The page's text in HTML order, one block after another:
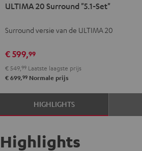
20
"5.1-
Zwart
20
"5.1-
Wit
ULTIMA 20 Surround "5.1-Set"
Surround versie van de ULTIMA 20
€ 599,99
€ 549, 99 Laatste laagste prijs
€ 699,99 Normale prijs
HIGHLIGHTS
Highlights